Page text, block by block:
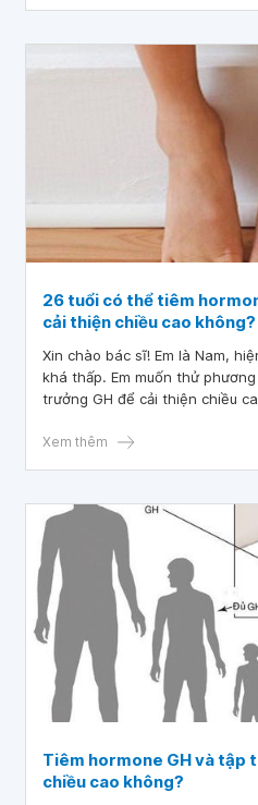
26 tuổi có thể tiêm
cải thiện chiều cao không?
Xin chào bác sĩ! Em là Nam,
khá thấp. Em muốn thử
trưởng GH để cải thiện chiều
Xem thêm
Tiêm hormone GH và tập
chiều cao không?